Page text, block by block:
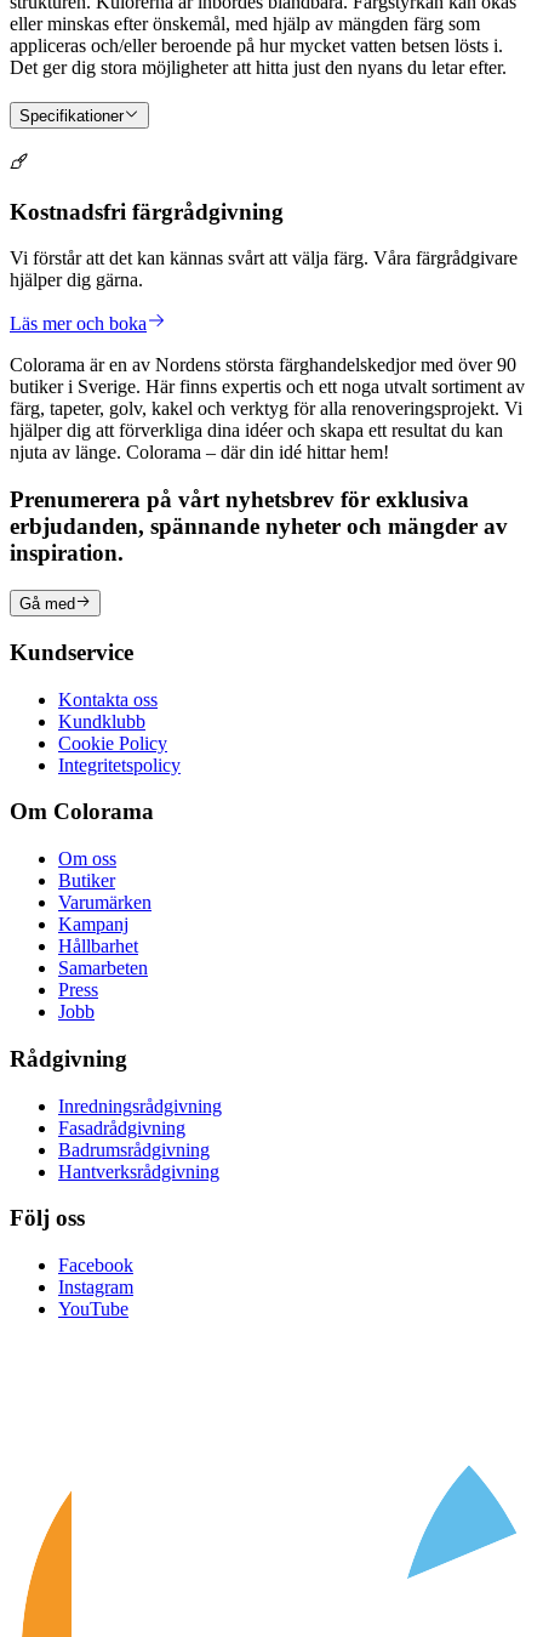
eller minskas efter önskemål, med hjälp av mängden färg som
appliceras och/eller beroende på hur mycket vatten betsen lösts i.
Det ger dig stora möjligheter att hitta just den nyans du letar efter.
Specifikationer
Kostnadsfri färgrådgivning
Vi förstår att det kan kännas svårt att välja färg. Våra färgrådgivare
hjälper dig gärna.
Läs mer och boka
Colorama är en av Nordens största färghandelskedjor med över 90
butiker i Sverige. Här finns expertis och ett noga utvalt sortiment av
färg, tapeter, golv, kakel och verktyg för alla renoveringsprojekt. Vi
hjälper dig att förverkliga dina idéer och skapa ett resultat du kan
njuta av länge. Colorama – där din idé hittar hem!
Prenumerera på vårt nyhetsbrev för exklusiva
erbjudanden, spännande nyheter och mängder av
inspiration.
Gå med
Kundservice
Kontakta oss
Kundklubb
Cookie Policy
Integritetspolicy
Om Colorama
Om oss
Butiker
Varumärken
Kampanj
Hållbarhet
Samarbeten
Press
Jobb
Rådgivning
Inredningsrådgivning
Fasadrådgivning
Badrumsrådgivning
Hantverksrådgivning
Följ oss
Facebook
Instagram
YouTube